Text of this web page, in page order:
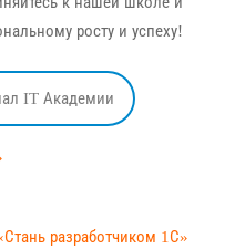
росту и успеху!
IT Академии
разработчиком 1С»